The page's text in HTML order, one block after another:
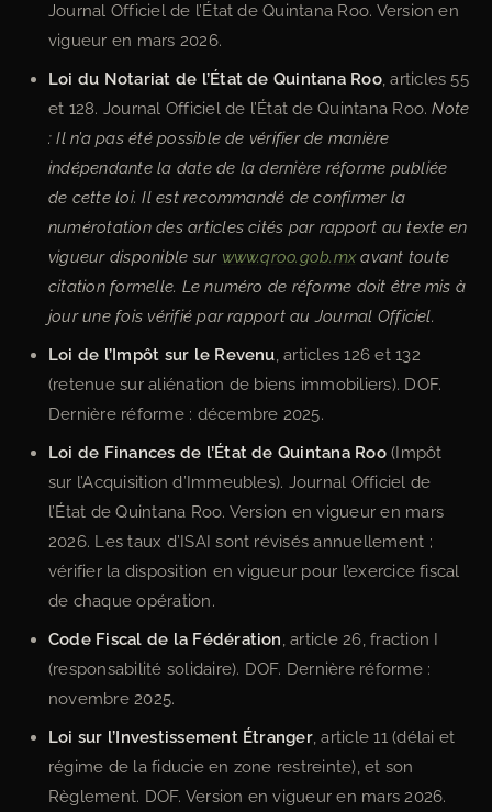
Journal Officiel de l’État de Quintana Roo. Version en
vigueur en mars 2026.
Loi du Notariat de l’État de Quintana Roo, articles 55
et 128. Journal Officiel de l’État de Quintana Roo.Note
: Il n’a pas été possible de vérifier de manière
indépendante la date de la dernière réforme publiée
de cette loi. Il est recommandé de confirmer la
numérotation des articles cités par rapport au texte en
vigueur disponible sur www.qroo.gob.mxavant toute
citation formelle. Le numéro de réforme doit être mis à
jour une fois vérifié par rapport au Journal Officiel.
Loi de l’Impôt sur le Revenu , articles 126 et 132
(retenue sur aliénation de biens immobiliers). DOF.
Dernière réforme : décembre 2025.
Loi de Finances de l’État de Quintana Roo(Impôt
sur l’Acquisition d’Immeubles). Journal Officiel de
l’État de Quintana Roo. Version en vigueur en mars
2026. Les taux d’ISAI sont révisés annuellement ;
vérifier la disposition en vigueur pour l’exercice fiscal
de chaque opération.
Code Fiscal de la Fédération , article 26, fraction I
(responsabilité solidaire). DOF. Dernière réforme :
novembre 2025.
Loi sur l’Investissement Étranger, article 11 (délai et
régime de la fiducie en zone restreinte), et son
Règlement. DOF. Version en vigueur en mars 2026.